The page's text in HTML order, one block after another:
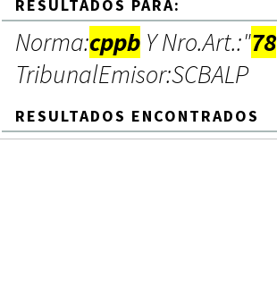
RESULTADOS PARA:
Norma:cppb Y Nro.Art.:"78
TribunalEmisor:SCBALP
RESULTADOS ENCONTRADOS